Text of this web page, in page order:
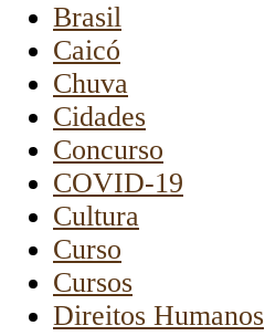
Brasil
Caicó
Chuva
Cidades
Concurso
COVID-19
Cultura
Curso
Cursos
Direitos Humanos